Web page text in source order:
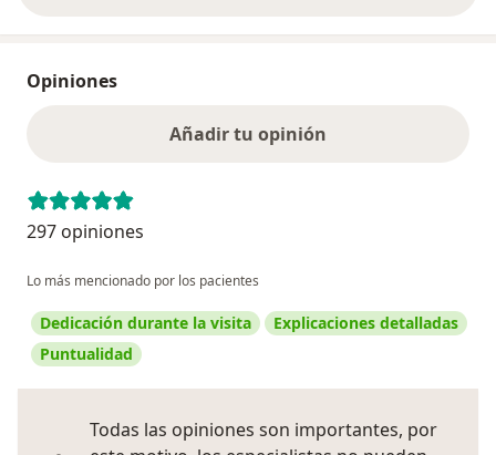
Opiniones
Añadir tu opinión
297 opiniones
Lo más mencionado por los pacientes
Dedicación durante la visita
Explicaciones detalladas
Puntualidad
Todas las opiniones son importantes, por